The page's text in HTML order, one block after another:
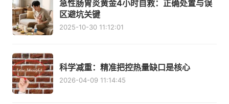
急性肠胃炎黄金4小时自救：正确处置与误
区避坑关键
2025-10-30 11:12:01
科学减重：精准把控热量缺口是核心
2026-04-09 11:14:45